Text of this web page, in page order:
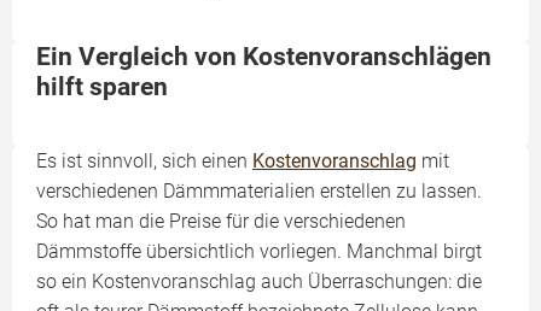
Ein Vergleich von Kostenvoranschlägen
hilft sparen
Es ist sinnvoll, sich einen Kostenvoranschlag mit
verschiedenen Dämmmaterialien erstellen zu lassen.
So hat man die Preise für die verschiedenen
Dämmstoffe übersichtlich vorliegen. Manchmal birgt
so ein Kostenvoranschlag auch Überraschungen: die